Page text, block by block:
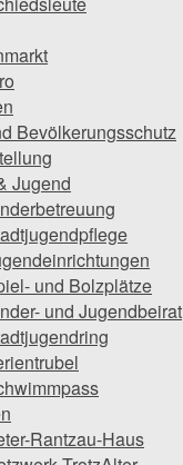
Bevölkerungsschutz
Jugend
und Bolzplätze
und Jugendbeirat
Rantzau-Haus